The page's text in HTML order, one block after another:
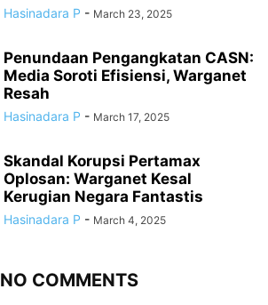
Hasinadara P - March 23, 2025
Penundaan Pengangkatan CASN:
Media Soroti Efisiensi, Warganet
Resah
Hasinadara P - March 17, 2025
Skandal Korupsi Pertamax
Oplosan: Warganet Kesal
Kerugian Negara Fantastis
Hasinadara P - March 4, 2025
NO COMMENTS